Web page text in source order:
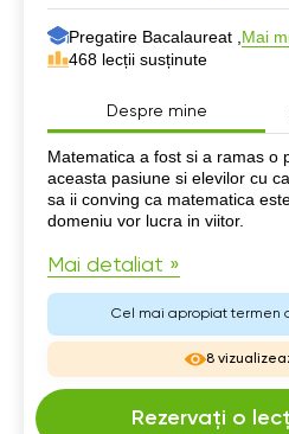
Pregatire Bacalaureat , Mai
468 lecții susținute
Despre mine
Despre mine
Matematica a fost si a ramas o
aceasta pasiune si elevilor cu
sa ii conving ca matematica
domeniu vor lucra in viitor.
Mai detaliat »
Cel mai apropiat termen
8
Rezervați o